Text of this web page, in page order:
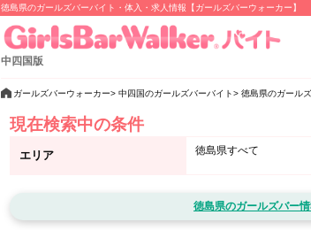
徳島県のガールズバーバイト・体入・求人情報【ガールズバーウォーカー】
中四国版
ガールズバーウォーカー 中四国のガールズバーバイト 徳島県のガール
現在検索中の条件
エリア 徳島県すべて
徳島県のガールズバー